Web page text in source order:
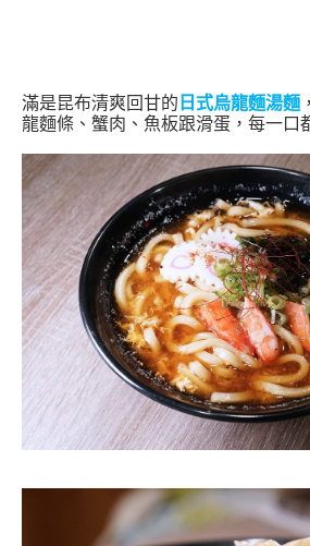
滿是昆布清爽回甘的 日式烏龍麵湯麵
龍麵條、蟹肉、魚板跟滑蛋，每一口